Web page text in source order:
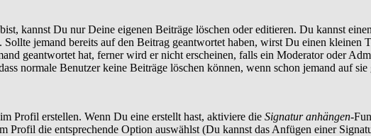
kannst Du nur Deine eigenen Beiträge löschen oder editieren. Du kannst
jemand bereits auf den Beitrag geantwortet haben, wirst Du einen kleinen
geantwortet hat, ferner wird er nicht erscheinen, falls ein Moderator oder
normale Benutzer keine Beiträge löschen können, wenn schon jemand auf sie
Profil erstellen. Wenn Du eine erstellt hast, aktiviere die Signatur anhängen-
Profil die entsprechende Option auswählst (Du kannst das Anfügen einer